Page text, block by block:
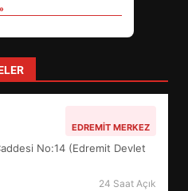
EDREMIT MERKEZ
No:14 (Edremit Devlet
24 Saat Açık
MÜZELERİNDE SÜRE
NE DEĞİŞTİ?